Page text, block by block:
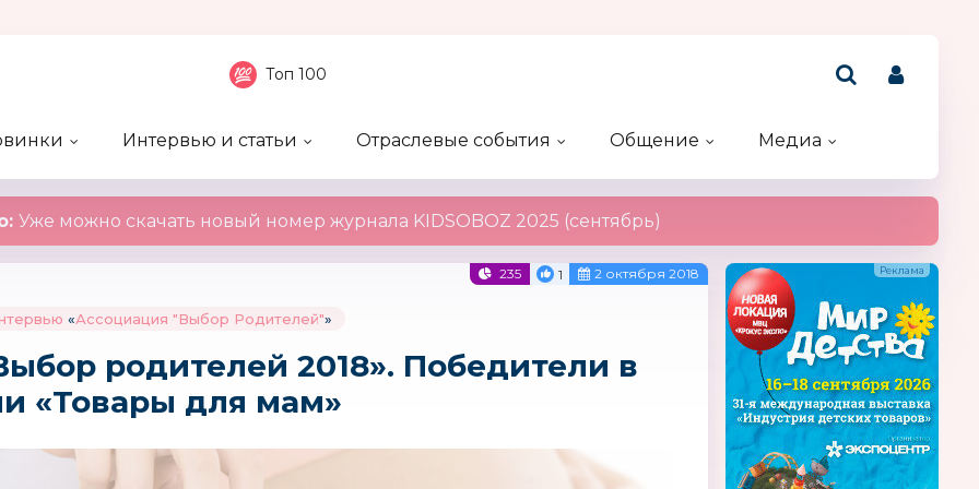
Топ 100
Интервью и статьи
Отраслевые события
Общение
Медиа
Уже можно скачать новый номер журнала KIDSOBOZ 2025 (сентябрь)
235 1 2 октября 2018
«Ассоциация "Выбор Родителей"»
родителей 2018». Победители в
«Товары для мам»